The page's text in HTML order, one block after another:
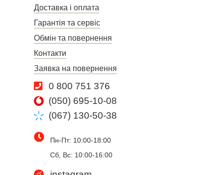
Доставка і оплата
Гарантія та сервіс
Обмін та повернення
Контакти
Заявка на повернення
0 800 751 376
(050) 695-10-08
(067) 130-50-38
Пн-Пт: 10:00-18:00
Сб, Вс: 10:00-16:00